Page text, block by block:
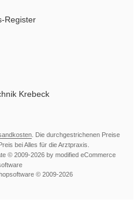
Krebeck
. Die durchgestrichenen Preise
bei Alles für die Arztpraxis.
© 2009-2026 by modified eCommerce
© 2009-2026